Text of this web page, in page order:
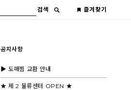
검색 즐겨찾기
공지사항
▶ 도매찜 교환 안내
★ 제 2 물류센터 OPEN ★